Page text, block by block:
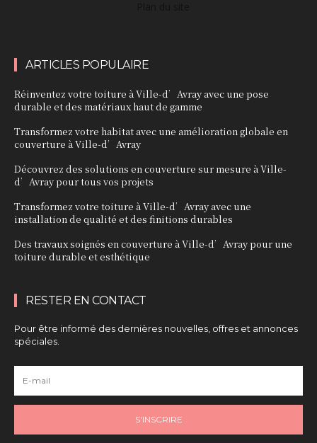
ARTICLES POPULAIRE
Réinventez votre toiture à Ville-d’Avray avec une pose
durable et des matériaux haut de gamme
Transformez votre habitat avec une amélioration globale en
couverture à Ville-d’Avray
Découvrez des solutions en couverture sur mesure à Ville-
d’Avray pour tous vos projets
Transformez votre toiture à Ville-d’Avray avec une
installation de qualité et des finitions durables
Des travaux soignés en couverture à Ville-d’Avray pour une
toiture durable et esthétique
RESTER EN CONTACT
Pour être informé des dernières nouvelles, offres et annonces
spéciales.
S'INSCRIRE